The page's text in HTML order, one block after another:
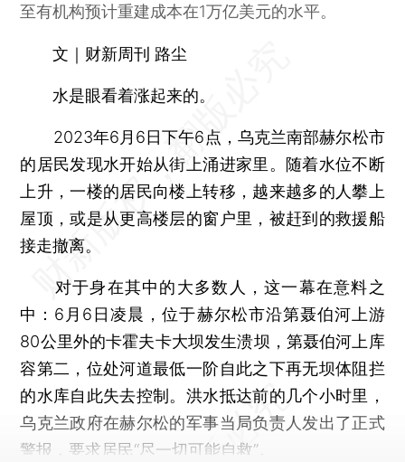
至有机构预计重建成本在1万亿美元的水平。
文｜财新周刊 路尘
水是眼看着涨起来的。
2023年6月6日下午6点，乌克兰南部赫尔松市
的居民发现水开始从街上涌进家里。随着水位不断
上升，一楼的居民向楼上转移，越来越多的人攀上
屋顶，或是从更高楼层的窗户里，被赶到的救援船
接走撤离。
对于身在其中的大多数人，这一幕在意料之
中：6月6日凌晨，位于赫尔松市沿第聂伯河上游
80公里外的卡霍夫卡大坝发生溃坝，第聂伯河上库
容第二，位处河道最低一阶自此之下再无坝体阻拦
的水库自此失去控制。洪水抵达前的几个小时里，
乌克兰政府在赫尔松的军事当局负责人发出了正式
警报，要求居民“尽一切可能自救”。